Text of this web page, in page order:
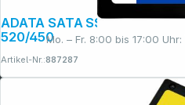
Mo. – Fr. 8:00 bis 17:00 Uhr:
ADATA SATA SSD SU650 512GB SATA III 6.0 R/W
520/450
Artikel-Nr.:887287